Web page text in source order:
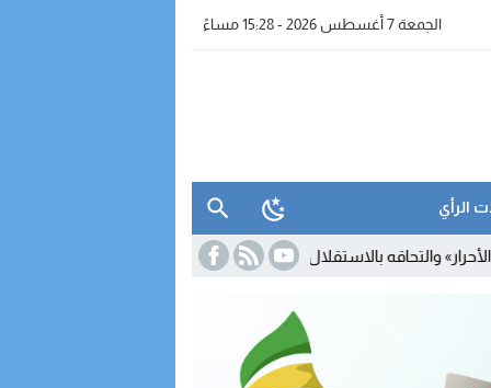
الجمعة 7 أغسطس 2026 - 15:28 مساءً
الرأي
بالاستقلال.. أمبارك حمية يستقيل من البرلمان والمحكمة الدستورية